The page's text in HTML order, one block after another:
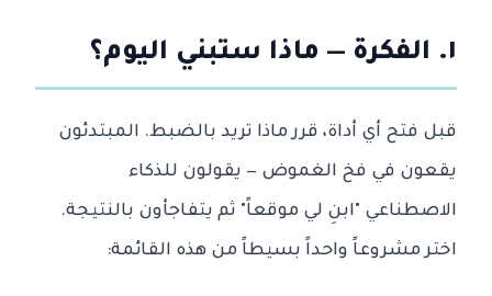
١. الفكرة — ماذا ستبني اليوم؟
قبل فتح أي أداة، قرر ماذا تريد بالضبط. المبتدئون
يقعون في فخ الغموض — يقولون للذكاء
الاصطناعي "ابنِ لي موقعاً" ثم يتفاجأون بالنتيجة.
اختر مشروعاً واحداً بسيطاً من هذه القائمة: